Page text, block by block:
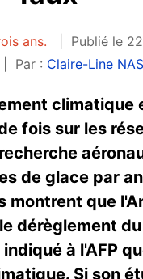
ans.
Publié le
Par : Claire-Line
fois sur les
de glace par
montrent que
dérèglement
à l'AFP
Si son